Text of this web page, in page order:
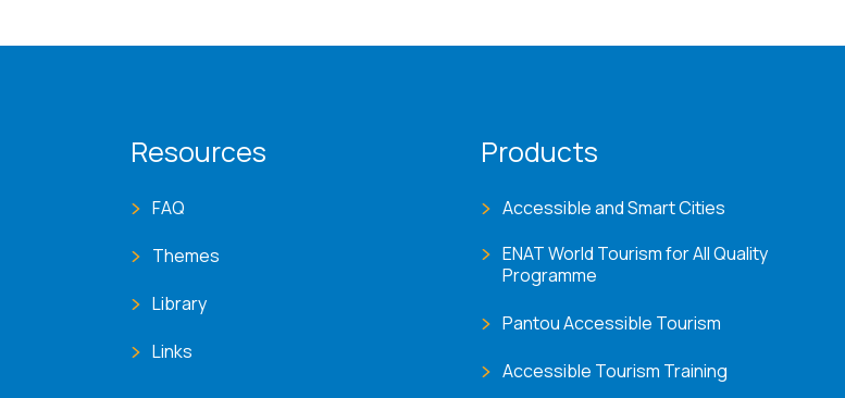
Resources
FAQ
Themes
Library
Links
Products
Accessible and Smart Cities
ENAT World Tourism for All Quality
Programme
Pantou Accessible Tourism
Accessible Tourism Training